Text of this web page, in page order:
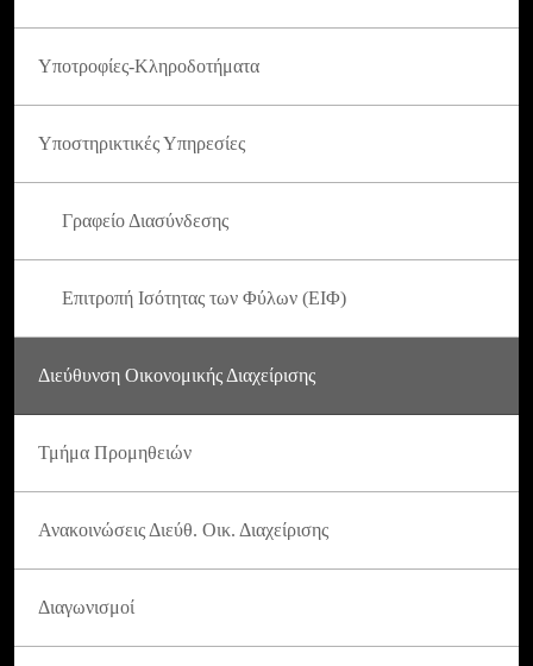
Υποτροφίες-Κληροδοτήματα
Υποστηρικτικές Υπηρεσίες
Γραφείο Διασύνδεσης
Επιτροπή Ισότητας των Φύλων (ΕΙΦ)
Διεύθυνση Οικονομικής Διαχείρισης
Τμήμα Προμηθειών
Ανακοινώσεις Διεύθ. Οικ. Διαχείρισης
Διαγωνισμοί